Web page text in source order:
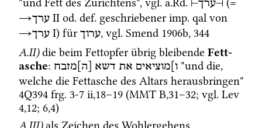
⊢ערך⊣
→ערך ‎ II od. def. geschriebener imp. qal
→ערך ‎ I) für ערוך, vgl. Smend 1906b, 344
A.II)die beim Fettopfer übrig bleibende Fett­
asche: ו]מוציאים את דשא [ה]מזבח
"und die,
4Q394 frg. 3-7 ii,18–19 (MMT B,31–32; vgl. Lev
4,12; 6,4)
A.III)als Zeichen des Wohlergehens